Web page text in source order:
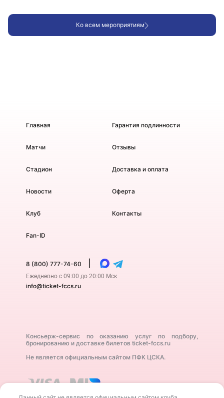
Ко всем мероприятиям
Главная
Матчи
Стадион
Новости
Клуб
Fan-ID
Гарантия подлинности
Отзывы
Доставка и оплата
Оферта
Контакты
8 (800) 777-74-60
Ежедневно с 09:00 до 20:00 Мск
info@ticket-fccs.ru
Консьерж-сервис по оказанию услуг по подбору,
бронированию и доставке билетов ticket-fccs.ru
Не является официальным сайтом ПФК ЦСКА.